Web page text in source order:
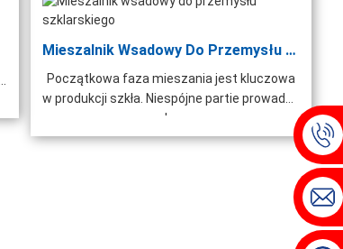
Mieszalnik Wsadowy Do Przemysłu Szklarskiego
Początkowa faza mieszania jest kluczowa
w produkcji szkła. Niespójne partie prowadzą
do...